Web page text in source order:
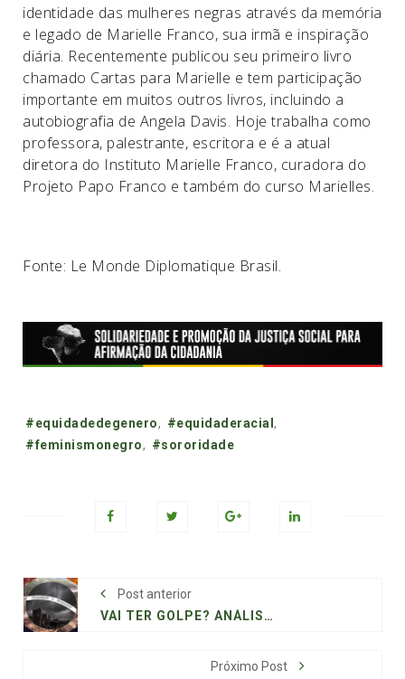
identidade das mulheres negras através da memória
e legado de Marielle Franco, sua irmã e inspiração
diária. Recentemente publicou seu primeiro livro
chamado Cartas para Marielle e tem participação
importante em muitos outros livros, incluindo a
autobiografia de Angela Davis. Hoje trabalha como
professora, palestrante, escritora e é a atual
diretora do Instituto Marielle Franco, curadora do
Projeto Papo Franco e também do curso Marielles.
Fonte: Le Monde Diplomatique Brasil.
Tags:
#equidadedegenero, #equidaderacial ,
#feminismonegro, #sororidade
Post anterior
VAI TER GOLPE? ANÁLISE DE TEOR ESPECULATIVO EM CIMA DO TABULEIRO QUE PODE SE AVIZINHAR NO BRASIL
Próximo Post